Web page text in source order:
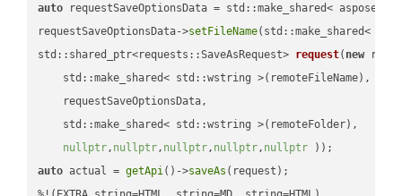
auto requestSaveOptionsData = std::make_shared<
requestSaveOptionsData->setFileName(std::make_shared<
std::shared_ptr<requests::SaveAsRequest> request( new
    std::make_shared< std::wstring >(remoteFileName),
    requestSaveOptionsData,
    std::make_shared< std::wstring >(remoteFolder),
nullptr, nullptr, nullptr, nullptr, nullptr ))
auto actual = getApi()->saveAs (request);